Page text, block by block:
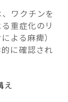
ワクチンを
重症化のリ
よる麻痺）
に確認され
え